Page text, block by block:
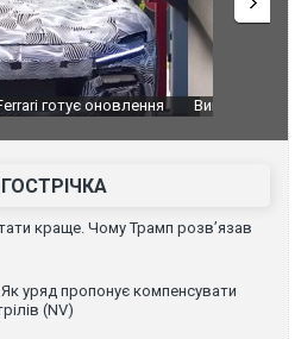
екранізації легендарного
Крауна"
краще. Чому Трамп розв’язав
Як уряд пропонує компенсувати
(NV)